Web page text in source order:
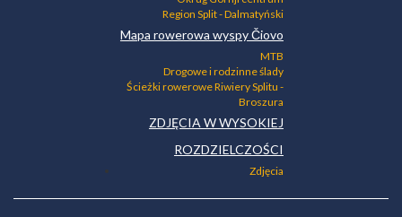
Region Split - Dalmatyński
Mapa rowerowa wyspy Čiovo
MTB
Drogowe i rodzinne ślady
Ścieżki rowerowe Riwiery Splitu -
Broszura
ZDJĘCIA W WYSOKIEJ
ROZDZIELCZOŚCI
Zdjęcia